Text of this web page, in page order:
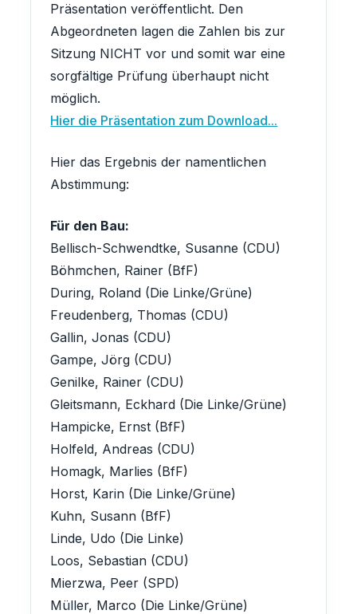
Präsentation veröffentlicht. Den
Abgeordneten lagen die Zahlen bis zur
Sitzung NICHT vor und somit war eine
sorgfältige Prüfung überhaupt nicht
möglich.
Hier die Präsentation zum Download...
Hier das Ergebnis der namentlichen
Abstimmung:
Für den Bau:
Bellisch-Schwendtke, Susanne (CDU)
Böhmchen, Rainer (BfF)
During, Roland (Die Linke/Grüne)
Freudenberg, Thomas (CDU)
Gallin, Jonas (CDU)
Gampe, Jörg (CDU)
Genilke, Rainer (CDU)
Gleitsmann, Eckhard (Die Linke/Grüne)
Hampicke, Ernst (BfF)
Holfeld, Andreas (CDU)
Homagk, Marlies (BfF)
Horst, Karin (Die Linke/Grüne)
Kuhn, Susann (BfF)
Linde, Udo (Die Linke)
Loos, Sebastian (CDU)
Mierzwa, Peer (SPD)
Müller, Marco (Die Linke/Grüne)
KATEGORIE
Veranstaltungstitel
ORT
-
Beschreibung:
-
Unterlagen einsehen
Finsterwalde aktiv
mitgestalten!
Kommunalpolitik entscheidet über den
Spielplatz um die Ecke, neue
Sängerstadt. Bei uns engagieren sich
Bürger für Bürger – ganz ohne
ideologische Vorgaben.
Hast du Ideen oder Anliegen?
Egal ob du dich aktiv einbringen
möchtest, Fragen zu unseren
Themen hast oder einfach nur ein
lokales Problem melden willst –
melde dich unkompliziert bei uns!
E-MAIL SCHREIBEN:
info@ub-fiwa.de
Alles klar, danke!